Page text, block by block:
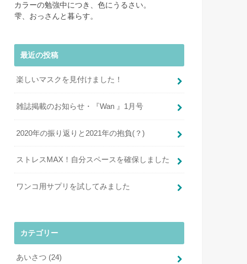
カラーの勉強中につき、色にうるさい。
雫、おっさんと暮らす。
最近の投稿
楽しいマスクを見付けました！
雑誌掲載のお知らせ・『Wan 』1月号
2020年の振り返りと2021年の抱負(？)
ストレスMAX！自分スペースを確保しました
ワンコ用サプリを試してみました
カテゴリー
あいさつ (24)